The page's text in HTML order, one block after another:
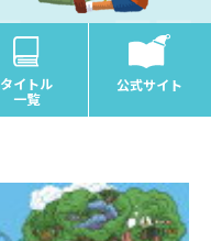
タイトル
一覧
公式サイト